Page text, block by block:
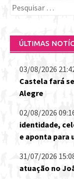
Pesquisar
ÚLTIMAS
03/08/2026
Castela fará
Alegre
02/08/2026
identidade,
e aponta para
31/07/2026
atuação no